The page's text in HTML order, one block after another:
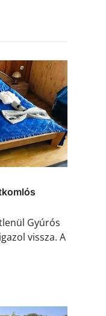
Gyúrós
vissza. A